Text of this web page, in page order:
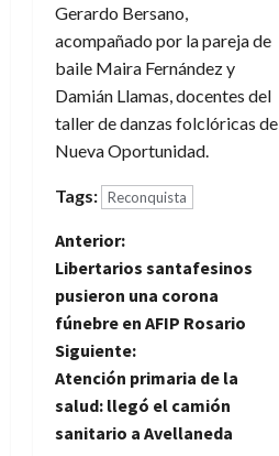
Gerardo Bersano,
acompañado por la pareja de
baile Maira Fernández y
Damián Llamas, docentes del
taller de danzas folclóricas de
Nueva Oportunidad.
Tags: Reconquista
N
a
v
e
g
Anterior:
Libertarios santafesinos
pusieron una corona
fúnebre en AFIP Rosario
Siguiente:
Atención primaria de la
salud: llegó el camión
sanitario a Avellaneda